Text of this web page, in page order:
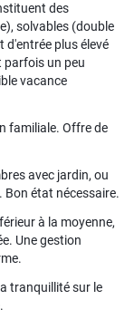
des
solvables (double
d'entrée plus élevé
parfois un peu
vacance
familiale. Offre de
avec jardin, ou
Bon état nécessaire.
à la moyenne,
Une gestion
tranquillité sur le